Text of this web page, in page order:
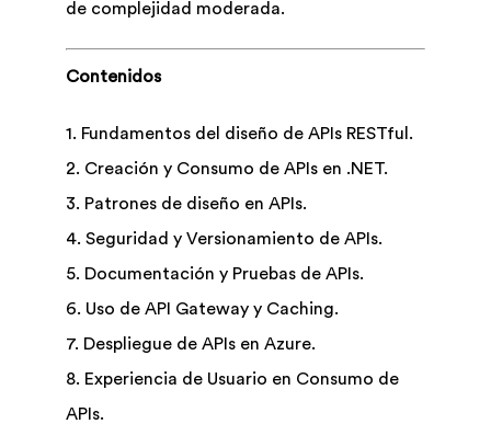
de complejidad moderada.
Contenidos
1. Fundamentos del diseño de APIs RESTful.
2. Creación y Consumo de APIs en .NET.
3. Patrones de diseño en APIs.
4. Seguridad y Versionamiento de APIs.
5. Documentación y Pruebas de APIs.
6. Uso de API Gateway y Caching.
7. Despliegue de APIs en Azure.
8. Experiencia de Usuario en Consumo de
APIs.